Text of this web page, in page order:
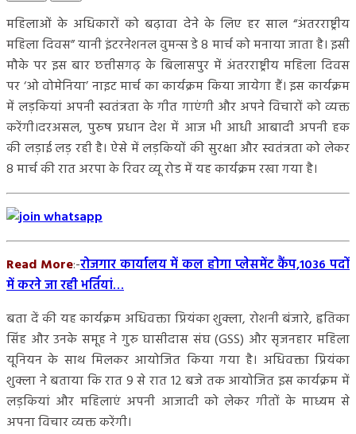
महिलाओं के अधिकारों को बढ़ावा देने के लिए हर साल “अंतरराष्ट्रीय
महिला दिवस” यानी इंटरनेशनल वुमन्स डे 8 मार्च को मनाया जाता है। इसी
मौके पर इस बार छत्तीसगढ़ के बिलासपुर में अंतरराष्ट्रीय महिला दिवस
पर ‘ओ वोमेनिया’ नाइट मार्च का कार्यक्रम किया जायेगा हैं। इस कार्यक्रम
में लड़कियां अपनी स्वतंत्रता के गीत गाएंगी और अपने विचारों को व्यक्त
करेंगी।दरअसल, पुरुष प्रधान देश में आज भी आधी आबादी अपनी हक
की लड़ाई लड़ रही है। ऐसे में लड़कियों की सुरक्षा और स्वतंत्रता को लेकर
8 मार्च की रात अरपा के रिवर व्यू रोड में यह कार्यक्रम रखा गया है।
Read More:-रोजगार कार्यालय में कल होगा प्लेसमेंट कैंप,1036 पदों
में करने जा रही भर्तियां…
बता दें की यह कार्यक्रम अधिवक्ता प्रियंका शुक्ला, रोशनी बंजारे, हृतिका
सिंह और उनके समूह ने गुरु घासीदास संघ (GSS) और सृजनहार महिला
यूनियन के साथ मिलकर आयोजित किया गया है। अधिवक्ता प्रियंका
शुक्ला ने बताया कि रात 9 से रात 12 बजे तक आयोजित इस कार्यक्रम में
लड़कियां और महिलाएं अपनी आजादी को लेकर गीतों के माध्यम से
अपना विचार व्यक्त करेंगी।